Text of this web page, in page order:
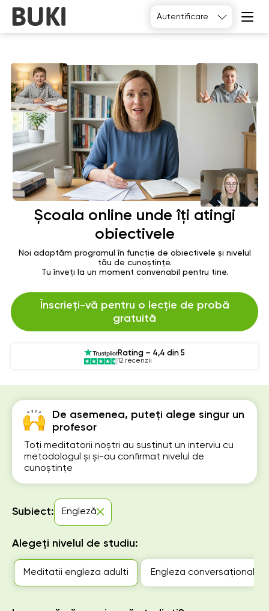
Autentificare
De asemenea, puteți alege singur un
profesor
Toți meditatorii noștri au susținut un interviu cu
metodologul și și-au confirmat nivelul de
cunoștințe
Subiect: Engleză
Alegeți nivelul de studiu:
Meditatii engleza adulti Engleza conversațională
Școala online unde îți atingi
obiectivele
Noi adaptăm programul în funcție de obiectivele și nivelul
tău de cunoștințe.
Tu înveți la un moment convenabil pentru tine.
Înscrieți-vă pentru o lecție de probă
gratuită
Rating – 4,4 din 5
12 recenzii
Alegeți